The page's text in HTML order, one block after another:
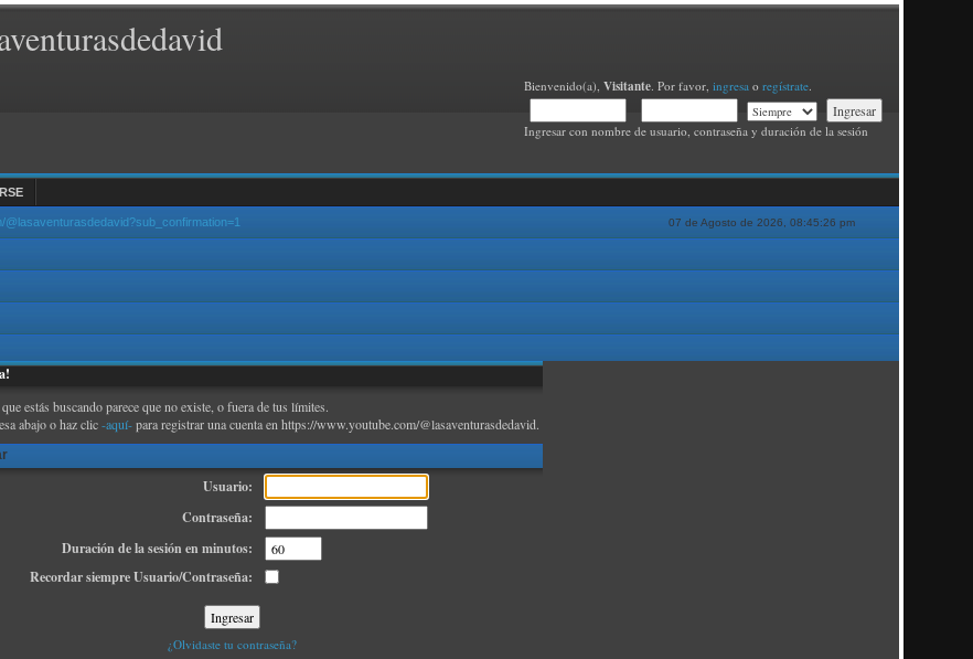
Bienvenido(a), Visitante. Por favor, ingresao regístrate.
Ingresar con nombre de usuario, contraseña y duración de la sesión
07 de Agosto de 2026, 08:45:26 pm
@lasaventurasdedavid?sub_confirmation=1
estás buscando parece que no existe, o fuera de tus límites.
abajo o haz clic-aquí-para registrar una cuenta en https://www.youtube.com/@lasaventurasdedavid.
Usuario:
Contraseña:
Duración de la sesión en minutos:
Recordar siempre Usuario/Contraseña:
¿Olvidaste tu contraseña?